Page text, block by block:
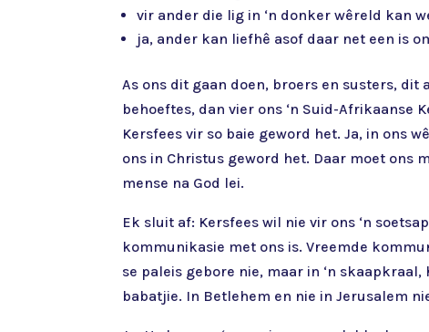
vir ander die lig in ‘n donker wêreld kan
ja, ander kan liefhê asof daar net een is
As ons dit gaan doen, broers en susters, dit
behoeftes, dan vier ons ‘n Suid-Afrikaanse
Kersfees vir so baie geword het. Ja, in ons
ons in Christus geword het. Daar moet ons
mense na God lei.
Ek sluit af: Kersfees wil nie vir ons ‘n
kommunikasie met ons is. Vreemde
se paleis gebore nie, maar in ‘n
babatjie. In Betlehem en nie in Jerusalem